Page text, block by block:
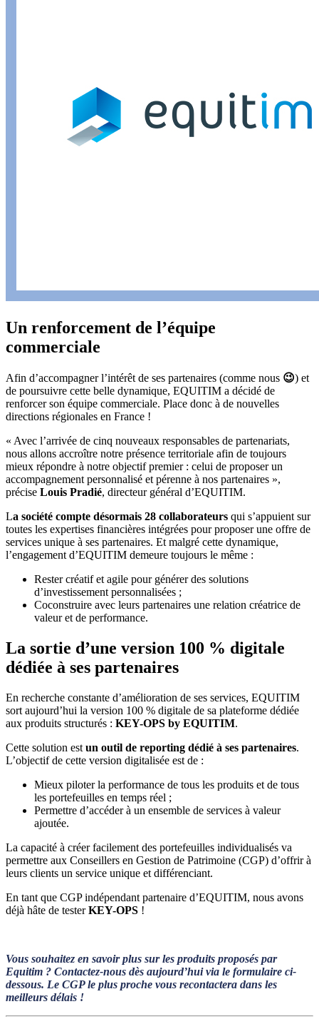
Un renforcement de l’équipe
commerciale
Afin d’accompagner l’intérêt de ses partenaires (comme nous 😉) et
de poursuivre cette belle dynamique, EQUITIM a décidé de
renforcer son équipe commerciale. Place donc à de nouvelles
directions régionales en France !
« Avec l’arrivée de cinq nouveaux responsables de partenariats,
nous allons accroître notre présence territoriale afin de toujours
mieux répondre à notre objectif premier : celui de proposer un
accompagnement personnalisé et pérenne à nos partenaires »,
précise Louis Pradié, directeur général d’EQUITIM.
La société compte désormais 28 collaborateurs qui s’appuient sur
toutes les expertises financières intégrées pour proposer une offre de
services unique à ses partenaires. Et malgré cette dynamique,
l’engagement d’EQUITIM demeure toujours le même :
Rester créatif et agile pour générer des solutions
d’investissement personnalisées ;
Coconstruire avec leurs partenaires une relation créatrice de
valeur et de performance.
La sortie d’une version 100 % digitale
dédiée à ses partenaires
En recherche constante d’amélioration de ses services, EQUITIM
sort aujourd’hui la version 100 % digitale de sa plateforme dédiée
aux produits structurés : KEY-OPS by EQUITIM.
Cette solution est un outil de reporting dédié à ses partenaires.
L’objectif de cette version digitalisée est de :
Mieux piloter la performance de tous les produits et de tous
les portefeuilles en temps réel ;
Permettre d’accéder à un ensemble de services à valeur
ajoutée.
La capacité à créer facilement des portefeuilles individualisés va
permettre aux Conseillers en Gestion de Patrimoine (CGP) d’offrir à
leurs clients un service unique et différenciant.
En tant que CGP indépendant partenaire d’EQUITIM, nous avons
déjà hâte de testerKEY-OPS !
Vous souhaitez en savoir plus sur les produits proposés par
Equitim ? Contactez-nous dès aujourd’hui via le formulaire ci-
dessous. Le CGP le plus proche vous recontactera dans les
meilleurs délais !